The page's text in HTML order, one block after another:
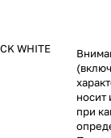
WHITE
носит
при